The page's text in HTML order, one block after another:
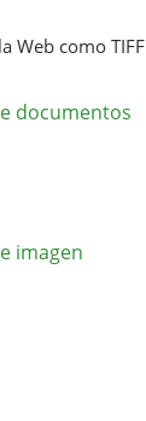
Web como TIFF
documentos
imagen